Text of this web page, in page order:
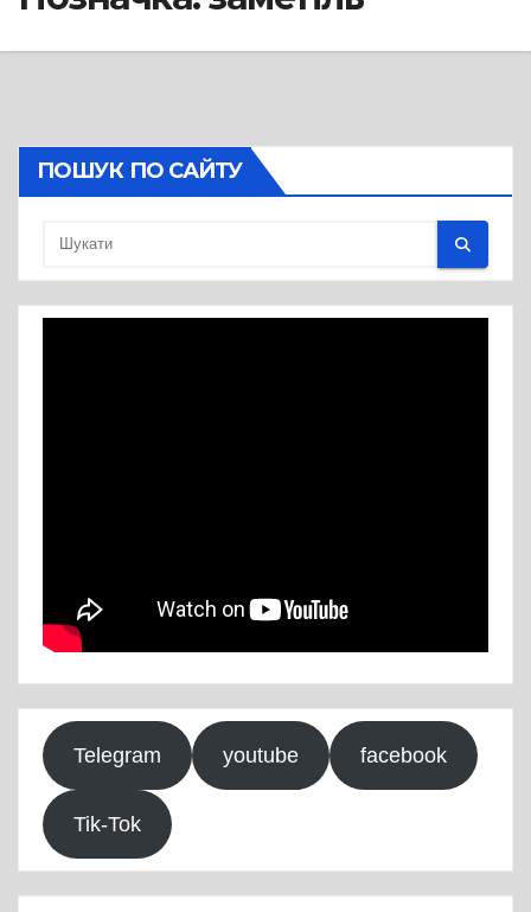
ПОШУК ПО САЙТУ
Telegram youtube facebook
Tik-Tok